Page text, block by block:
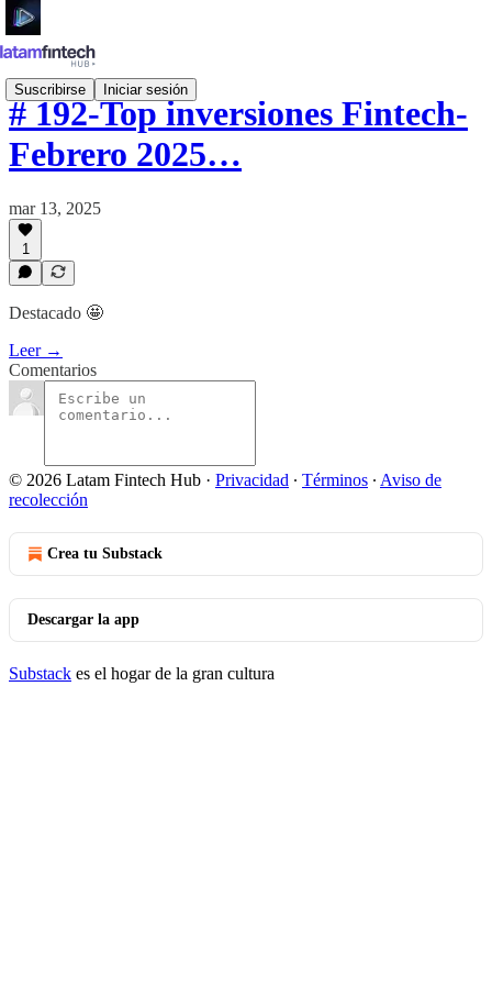
Suscribirse Iniciar sesión
# 192-Top inversiones Fintech-
Febrero 2025…
mar 13, 2025
1
Destacado 🤩
Leer →
Comentarios
© 2026 Latam Fintech Hub · Privacidad ∙ Términos ∙ Aviso de
recolección
Crea tu Substack
Descargar la app
Substack es el hogar de la gran cultura